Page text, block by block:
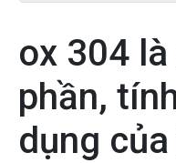
ox 304
phần,
dụng